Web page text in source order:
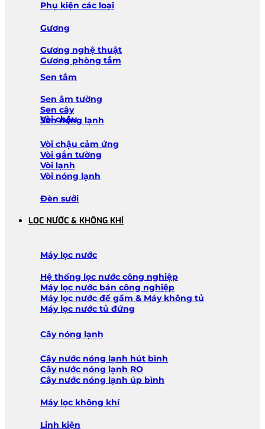
Phụ kiện các loại
Gương
Gương nghệ thuật
Gương phòng tắm
Sen tắm
Sen âm tường
Sen cây
Sen nóng lạnh
Vòi chậu
Vòi chậu cảm ứng
Vòi gắn tường
Vòi lạnh
Vòi nóng lạnh
Đèn sưởi
LỌC NƯỚC & KHÔNG KHÍ
Máy lọc nước
Hệ thống lọc nước công nghiệp
Máy lọc nước bán công nghiệp
Máy lọc nước để gầm & Máy không tủ
Máy lọc nước tủ đứng
Cây nóng lạnh
Cây nước nóng lạnh hút bình
Cây nước nóng lạnh RO
Cây nước nóng lạnh úp bình
Máy lọc không khí
Linh kiện